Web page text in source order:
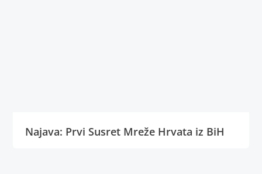
Najava: Prvi Susret Mreže Hrvata iz BiH